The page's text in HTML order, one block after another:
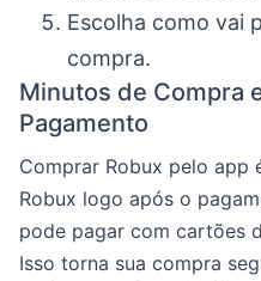
Escolha como vai
compra.
Minutos de Compra
Pagamento
Comprar Robux pelo app
Robux logo após o
pode pagar com cartões
Isso torna sua compra